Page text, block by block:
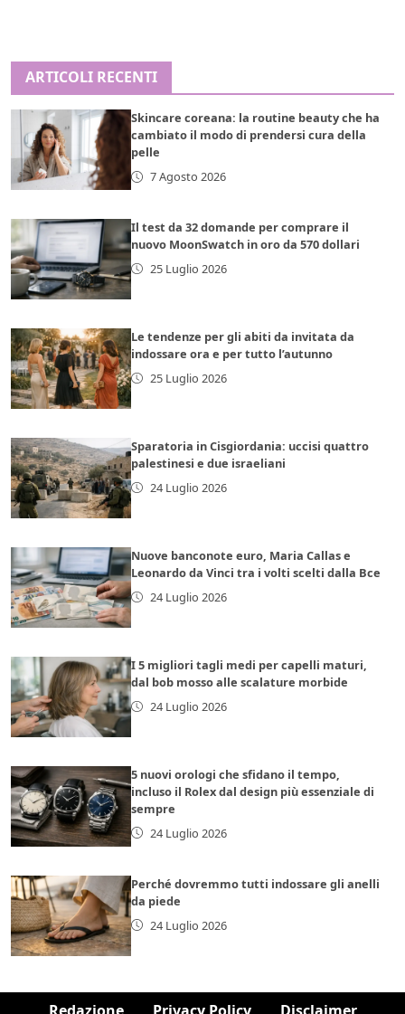
ARTICOLI RECENTI
Skincare coreana: la routine beauty che ha
cambiato il modo di prendersi cura della
pelle
7 Agosto 2026
Il test da 32 domande per comprare il
nuovo MoonSwatch in oro da 570 dollari
25 Luglio 2026
Le tendenze per gli abiti da invitata da
indossare ora e per tutto l’autunno
25 Luglio 2026
Sparatoria in Cisgiordania: uccisi quattro
palestinesi e due israeliani
24 Luglio 2026
Nuove banconote euro, Maria Callas e
Leonardo da Vinci tra i volti scelti dalla Bce
24 Luglio 2026
I 5 migliori tagli medi per capelli maturi,
dal bob mosso alle scalature morbide
24 Luglio 2026
5 nuovi orologi che sfidano il tempo,
incluso il Rolex dal design più essenziale di
sempre
24 Luglio 2026
Perché dovremmo tutti indossare gli anelli
da piede
24 Luglio 2026
Redazione Privacy Policy Disclaimer